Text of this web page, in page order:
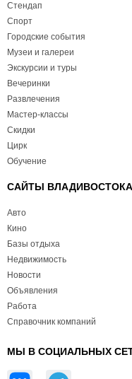
Стендап
Спорт
Городские события
Музеи и галереи
Экскурсии и туры
Вечеринки
Развлечения
Мастер-классы
Скидки
Цирк
Обучение
САЙТЫ ВЛАДИВОСТОКА
Авто
Кино
Базы отдыха
Недвижимость
Новости
Объявления
Работа
Справочник компаний
МЫ В СОЦИАЛЬНЫХ